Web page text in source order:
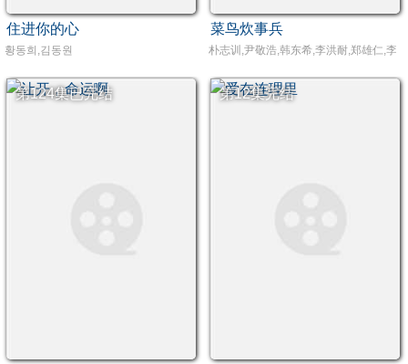
住进你的心
황동희,김동원
菜鸟炊事兵
朴志训,尹敬浩,韩东希,李洪耐,郑雄仁,李
第124集已完结 第12集完结